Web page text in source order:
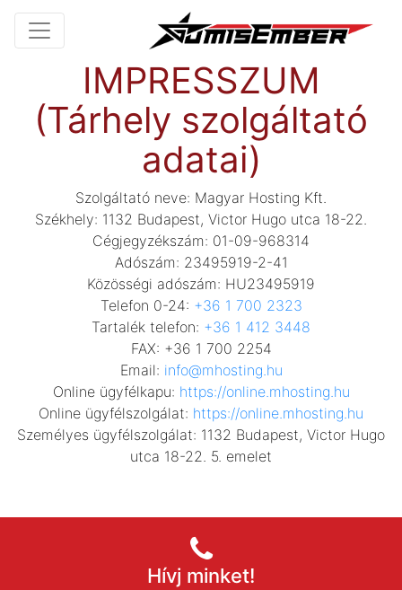
IMPRESSZUM
(Tárhely szolgáltató
adatai)
Szolgáltató neve: Magyar Hosting Kft.
Székhely: 1132 Budapest, Victor Hugo utca 18-22.
Cégjegyzékszám: 01-09-968314
Adószám: 23495919-2-41
Közösségi adószám: HU23495919
Telefon 0-24: +36 1 700 2323
Tartalék telefon: +36 1 412 3448
FAX: +36 1 700 2254
Email: info@mhosting.hu
Online ügyfélkapu: https://online.mhosting.hu
Online ügyfélszolgálat: https://online.mhosting.hu
Személyes ügyfélszolgálat: 1132 Budapest, Victor Hugo
utca 18-22. 5. emelet
Hívj minket!